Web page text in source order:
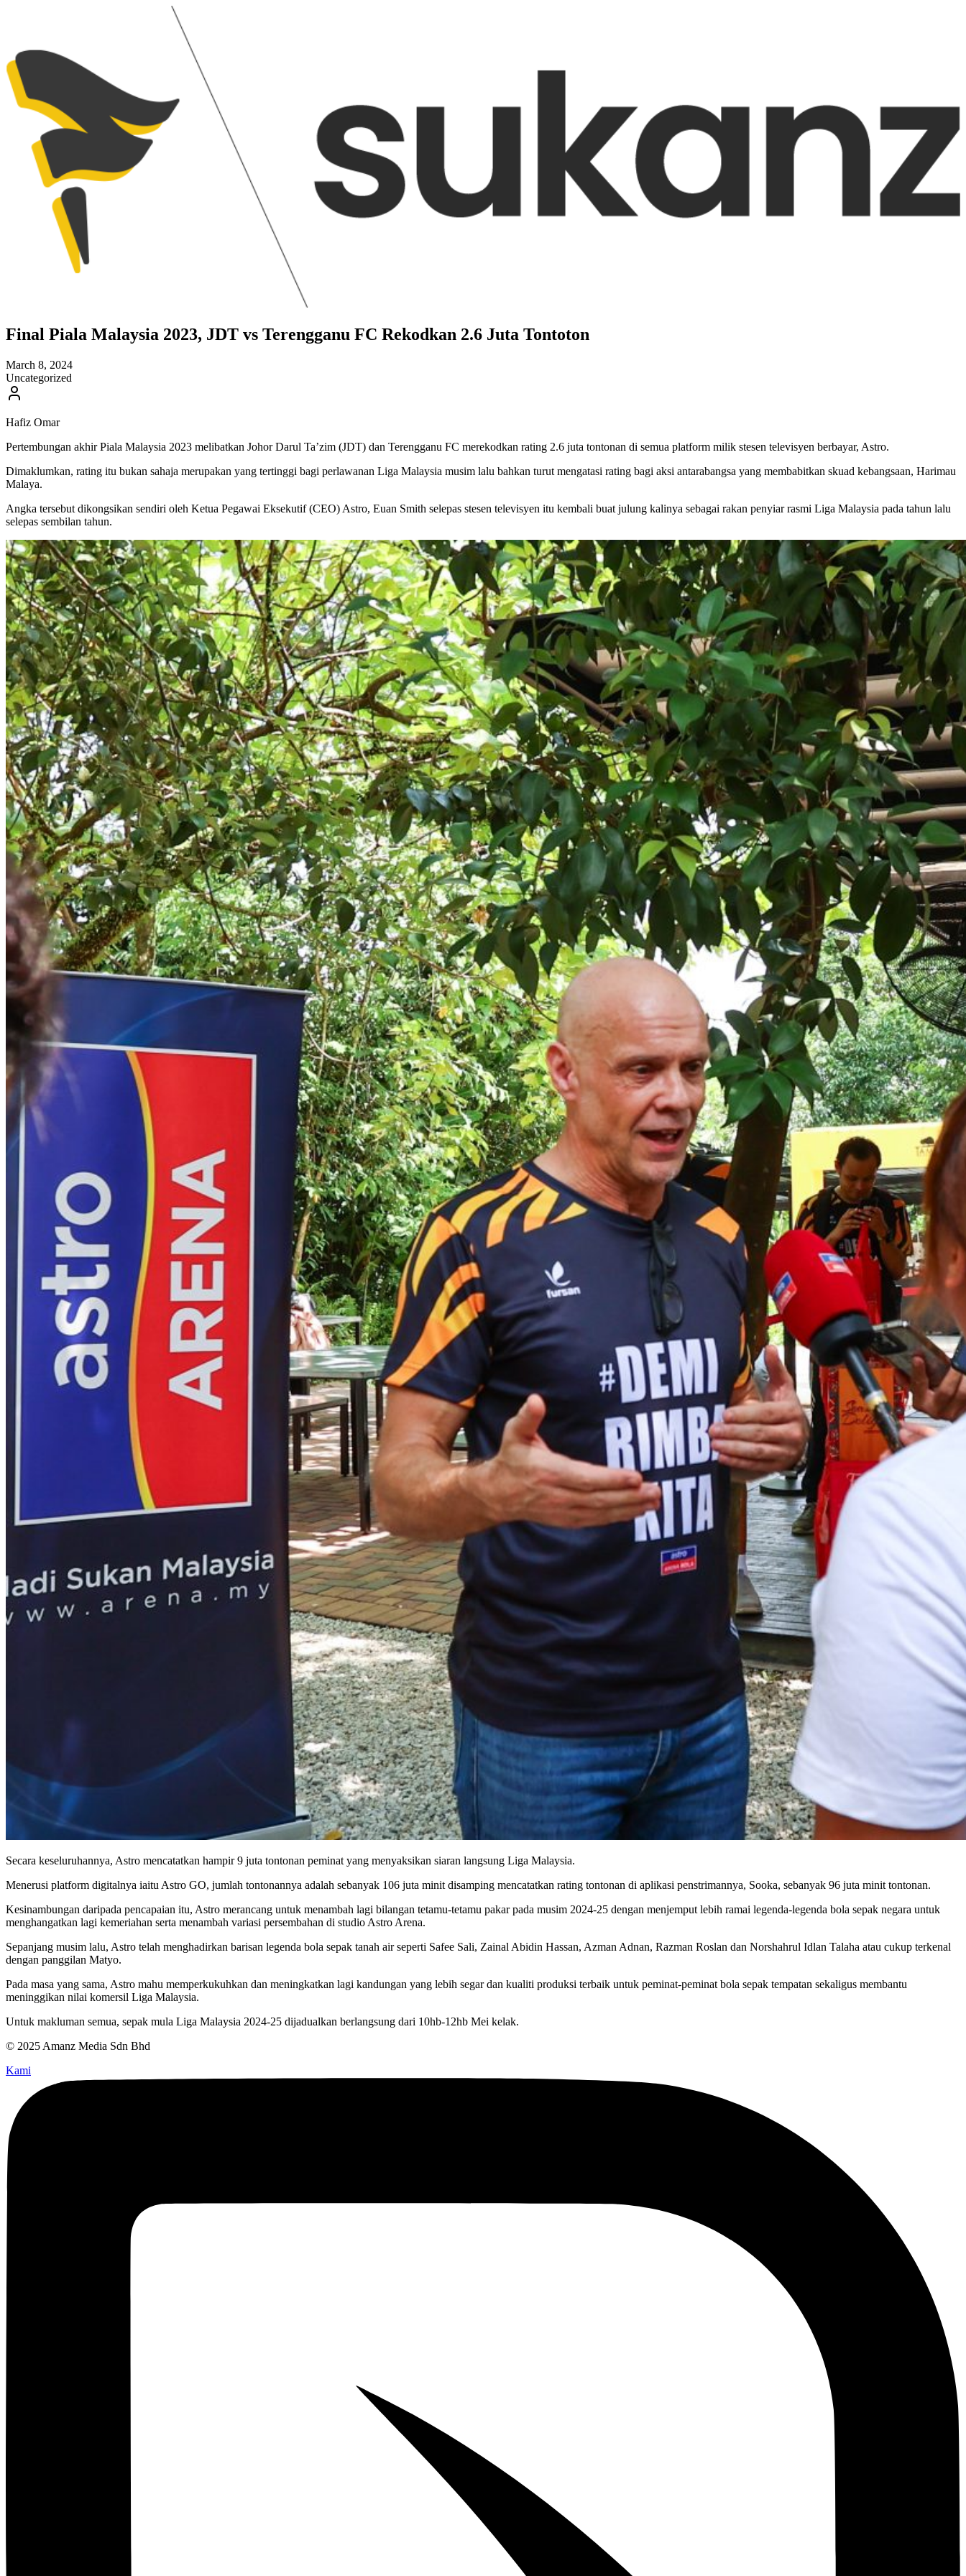
Final Piala Malaysia 2023, JDT vs Terengganu FC Rekodkan 2.6 Juta Tontoton
March 8, 2024
Uncategorized
Hafiz Omar
Pertembungan akhir Piala Malaysia 2023 melibatkan Johor Darul Ta’zim (JDT) dan Terengganu FC merekodkan rating 2.6 juta tontonan di semua platform milik stesen televisyen berbayar, Astro.
Dimaklumkan, rating itu bukan sahaja merupakan yang tertinggi bagi perlawanan Liga Malaysia musim lalu bahkan turut mengatasi rating bagi aksi antarabangsa yang membabitkan skuad kebangsaan, Harimau
Malaya.
Angka tersebut dikongsikan sendiri oleh Ketua Pegawai Eksekutif (CEO) Astro, Euan Smith selepas stesen televisyen itu kembali buat julung kalinya sebagai rakan penyiar rasmi Liga Malaysia pada tahun lalu
selepas sembilan tahun.
Secara keseluruhannya, Astro mencatatkan hampir 9 juta tontonan peminat yang menyaksikan siaran langsung Liga Malaysia.
Menerusi platform digitalnya iaitu Astro GO, jumlah tontonannya adalah sebanyak 106 juta minit disamping mencatatkan rating tontonan di aplikasi penstrimannya, Sooka, sebanyak 96 juta minit tontonan.
Kesinambungan daripada pencapaian itu, Astro merancang untuk menambah lagi bilangan tetamu-tetamu pakar pada musim 2024-25 dengan menjemput lebih ramai legenda-legenda bola sepak negara untuk
menghangatkan lagi kemeriahan serta menambah variasi persembahan di studio Astro Arena.
Sepanjang musim lalu, Astro telah menghadirkan barisan legenda bola sepak tanah air seperti Safee Sali, Zainal Abidin Hassan, Azman Adnan, Razman Roslan dan Norshahrul Idlan Talaha atau cukup terkenal
dengan panggilan Matyo.
Pada masa yang sama, Astro mahu memperkukuhkan dan meningkatkan lagi kandungan yang lebih segar dan kualiti produksi terbaik untuk peminat-peminat bola sepak tempatan sekaligus membantu
meninggikan nilai komersil Liga Malaysia.
Untuk makluman semua, sepak mula Liga Malaysia 2024-25 dijadualkan berlangsung dari 10hb-12hb Mei kelak.
© 2025 Amanz Media Sdn Bhd
Kami